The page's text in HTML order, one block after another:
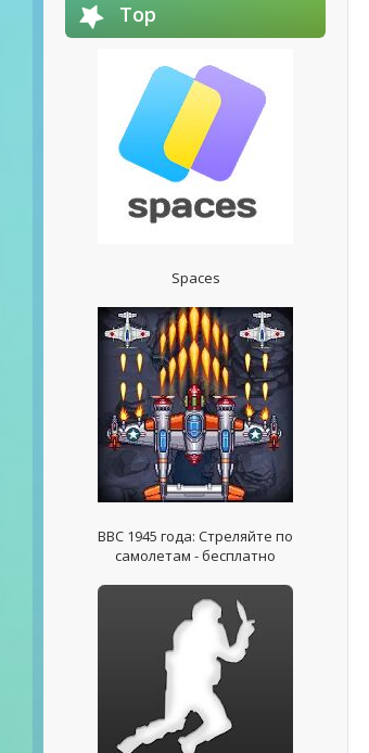
Top
Spaces
ВВС 1945 года: Стреляйте по
самолетам - бесплатно